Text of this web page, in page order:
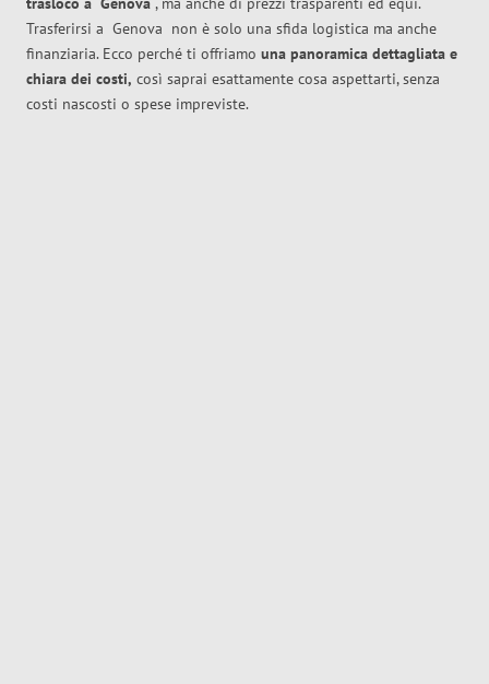
Trasferirsi a Genova non è solo una sfida logistica ma anche
finanziaria. Ecco perché ti offriamo una panoramica dettagliata e
chiara dei costi, così saprai esattamente cosa aspettarti, senza
costi nascosti o spese impreviste.